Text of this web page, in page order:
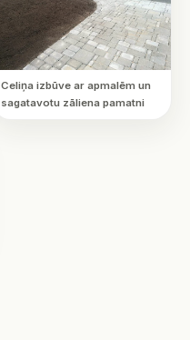
Celiņa izbūve ar apmalēm un
sagatavotu zāliena pamatni